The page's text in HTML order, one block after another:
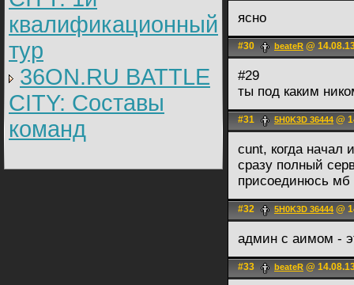
квалификационный
тур
36ON.RU BATTLE
CITY: Составы
команд
ясно
#30 beateR @
#29
ты под каким
#31 5H0K3D 36444 @
cunt, когда начал
сразу полный
присоединюсь мб
#32 5H0K3D 36444 @
админ с аимом -
#33 beateR @